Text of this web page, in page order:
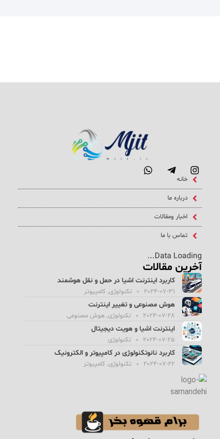
خانه
درباره ما
اخبار ومقالات
تماس با ما
Data Loading...
آخرین مقالات
کاربرد اینترنت اشیا در حمل و نقل هوشمند
2024-07-31 تکنولوژی, کامپیوتر
هوش مصنوعی و تغییر اینترنت
2024-07-28 تکنولوژی, هوش مصنوعی
اینترنت اشیا و هویت دیجیتال
2024-07-25 تکنولوژی
کاربرد نانوتکنولوژی در کامپیوتر و الکترونیک
2024-07-22 تکنولوژی, کامپیوتر